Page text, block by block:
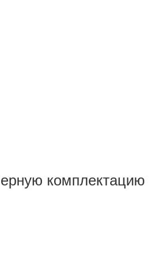
комплектацию